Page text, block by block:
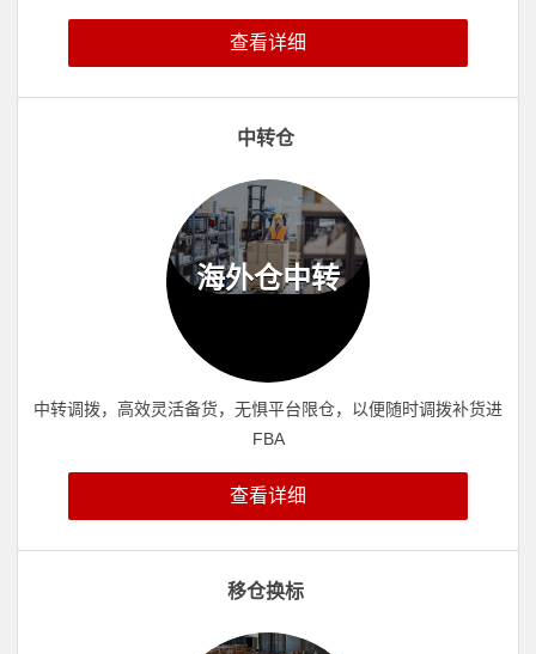
查看详细
中转仓
海外仓中转
中转调拨，高效灵活备货，无惧平台限仓，以便随时调拨补货进
FBA
查看详细
移仓换标